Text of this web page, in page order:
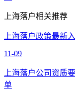
上海落户相关推荐
上海落户政策最新
11-09
上海落户公司资质
单